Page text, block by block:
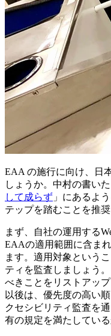
EAA の施行に向け、日
しょうか。中村の書いた
して成らず 」にあるよ
テップを踏むことを推奨
まず、自社の運用する
EAAの適用範囲に含ま
ます。適用対象という
ティを監査しましょう
べきことをリストアッ
以後は、優先度の高い
クセシビリティ監査を
有の規定を満たしてい